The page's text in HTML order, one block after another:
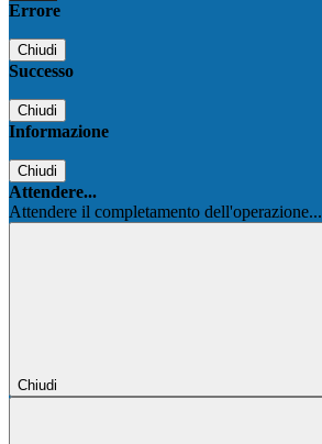
Errore
Chiudi
Successo
Chiudi
Informazione
Chiudi
Attendere...
Attendere il completamento dell'operazione...
Chiudi